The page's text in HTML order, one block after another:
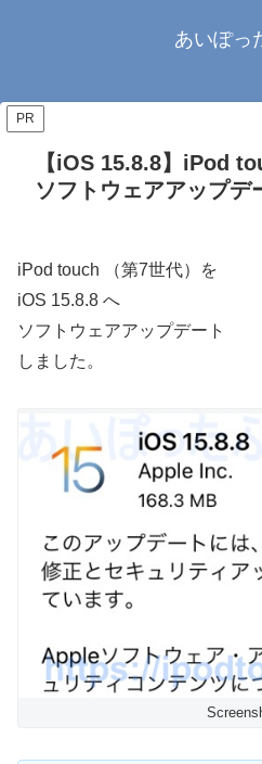
あいぽっ
PR
【iOS 15.8.8】iPod
ソフトウェアアップデ
iPod touch （第7世代）を
iOS 15.8.8 へ
ソフトウェアアップデート
しました。